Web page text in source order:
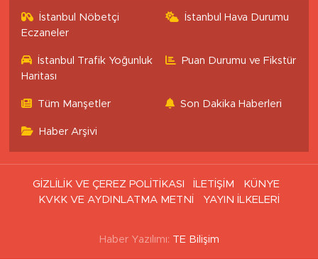
İstanbul Nöbetçi
Eczaneler
İstanbul Hava Durumu
İstanbul Trafik Yoğunluk
Haritası
Puan Durumu ve Fikstür
Tüm Manşetler Son Dakika Haberleri
Haber Arşivi
GİZLİLİK VE ÇEREZ POLİTİKASI İLETİŞİM
KÜNYE
KVKK VE AYDINLATMA METNİ
YAYIN İLKELERİ
Haber Yazılımı: TE Bilişim